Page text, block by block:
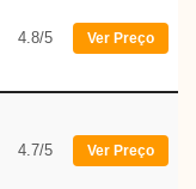
4.8/5 Ver Preço
4.7/5 Ver Preço